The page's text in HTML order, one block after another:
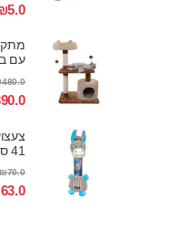
5.0
עם
480.0
41 ס"מ - חמור
63.0
70.0